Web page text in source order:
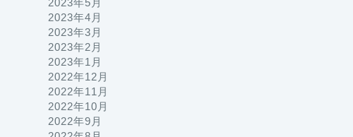
2023年5月
2023年4月
2023年3月
2023年2月
2023年1月
2022年12月
2022年11月
2022年10月
2022年9月